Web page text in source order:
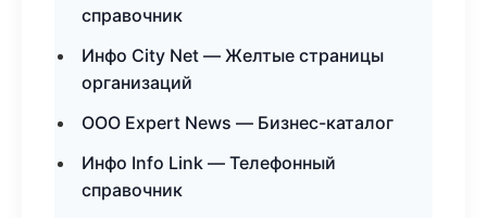
справочник
Инфо City Net — Желтые страницы
организаций
ООО Expert News — Бизнес-каталог
Инфо Info Link — Телефонный
справочник